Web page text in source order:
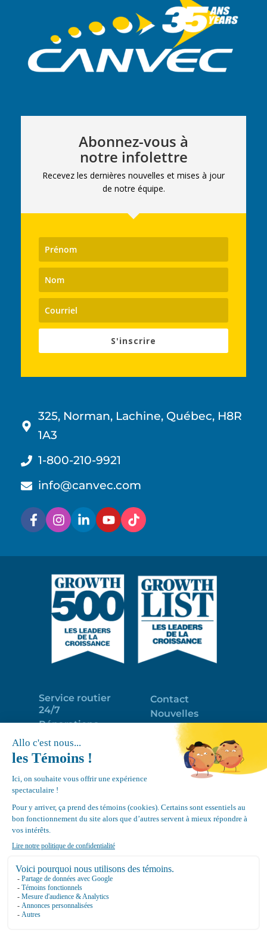
Abonnez-vous à
notre infolettre
Recevez les dernières nouvelles et mises à jour
de notre équipe.
S'inscrire
325, Norman, Lachine, Québec, H8R
1A3
1-800-210-9921
info@canvec.com
Service routier
24/7
Réparations
Programme
d’entretien
Déneigement
de toits
Équipements
Contact
Nouvelles
Portail clients
Emploi
Politique de
Google
4.7